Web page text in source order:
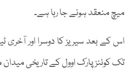
میچ منعقد ہونے جا رہا ہے۔
تک کوئنز پارک اوول کے تاریخی میدان